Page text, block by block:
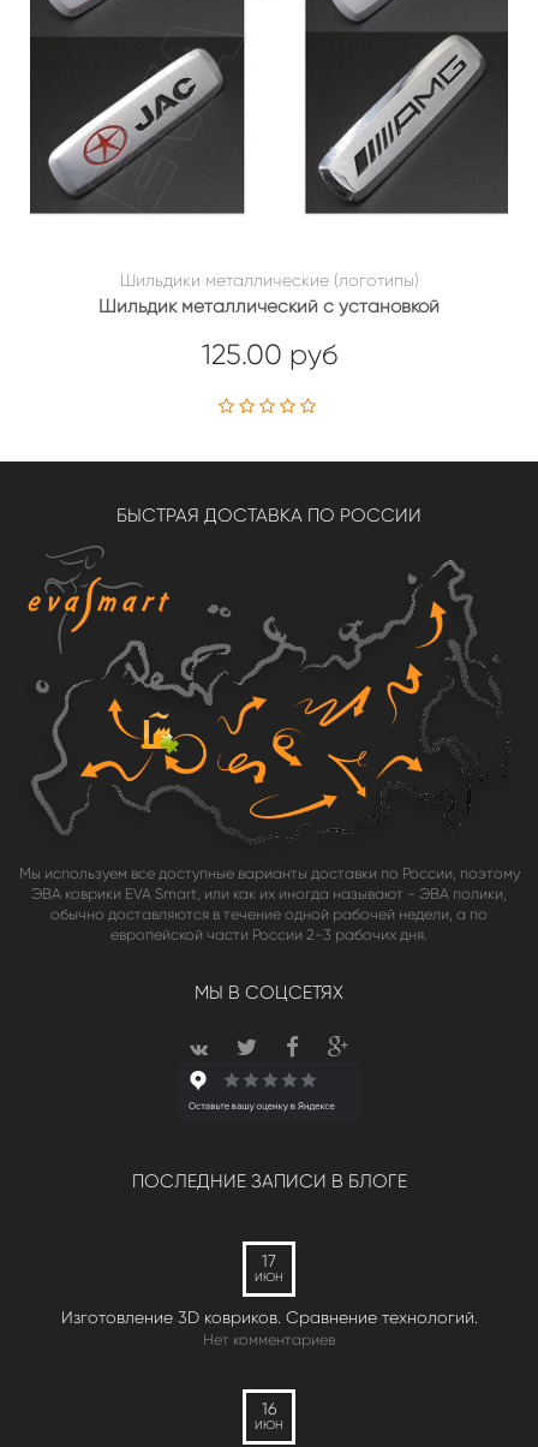
Шильдики металлические (логотипы)
Шильдик металлический с установкой
125.00 руб
БЫСТРАЯ ДОСТАВКА ПО РОССИИ
Мы используем все доступные варианты доставки по России, поэтому
ЭВА коврики EVA Smart, или как их иногда называют - ЭВА полики,
обычно доставляются в течение одной рабочей недели, а по
европейской части России 2-3 рабочих дня.
МЫ В СОЦСЕТЯХ
ПОСЛЕДНИЕ ЗАПИСИ В БЛОГЕ
17
ИЮН
Изготовление 3D ковриков. Сравнение технологий.
Нет комментариев
16
ИЮН